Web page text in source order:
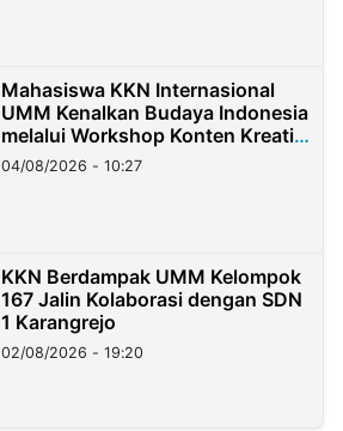
Mahasiswa KKN Internasional
UMM Kenalkan Budaya Indonesia
melalui Workshop Konten Kreatif
di Taiwan
04/08/2026 - 10:27
KKN Berdampak UMM Kelompok
167 Jalin Kolaborasi dengan SDN
1 Karangrejo
02/08/2026 - 19:20